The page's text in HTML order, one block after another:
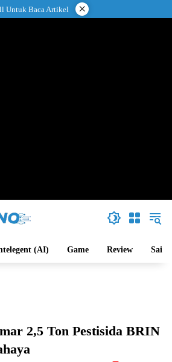
Untuk Baca Artikel ×
(AI) Game Review Sains
2,5 Ton Pestisida BRIN